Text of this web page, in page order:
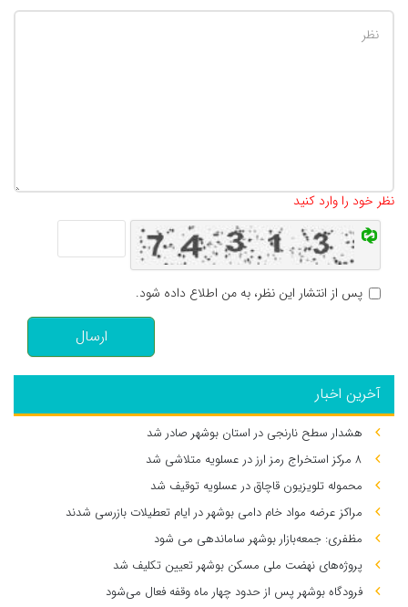
نظر خود را وارد کنید
پس از انتشار این نظر، به من اطلاع داده شود.
ارسال
آخرین اخبار
هشدار سطح نارنجی در استان بوشهر صادر شد
۸ مرکز استخراج رمز ارز در عسلویه متلاشی شد
محموله تلویزیون قاچاق در عسلویه توقیف شد
مراکز عرضه مواد خام دامی بوشهر در ایام تعطیلات بازرسی شدند
مظفری: جمعه‌بازار بوشهر ساماندهی می‌ شود
پروژه‌های نهضت ملی مسکن بوشهر تعیین تکلیف شد
فرودگاه بوشهر پس از حدود چهار ماه وقفه فعال می‌شود